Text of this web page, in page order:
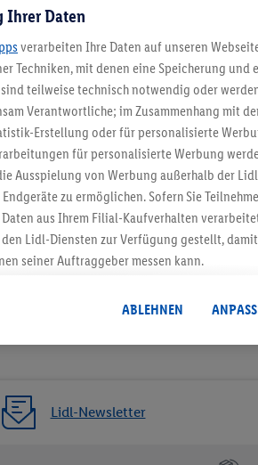
5.95 € Versand
Jetzt zum Newsletter
Gutschein sichern!
Lidl-Newsletter
Ihrer Daten
verarbeiten Ihre Daten auf unseren
Techniken, mit denen eine Speicherung und
teilweise technisch notwendig oder
Verantwortliche; im Zusammenhang mit
Erstellung oder für personalisierte
für personalisierte Werbung
Ausspielung von Werbung außerhalb der
zu ermöglichen. Sofern Sie
aus Ihrem Filial-Kaufverhalten
Lidl-Diensten zur Verfügung gestellt,
seiner Auftraggeber messen kann.
von Daten (z.B. über Ihre
aus Ihrem Kundenkonto - z.B. Alter oder
Endgeräte und Lidl-Dienste hinweg
zur Entwicklung von Angeboten
ABLEHNEN